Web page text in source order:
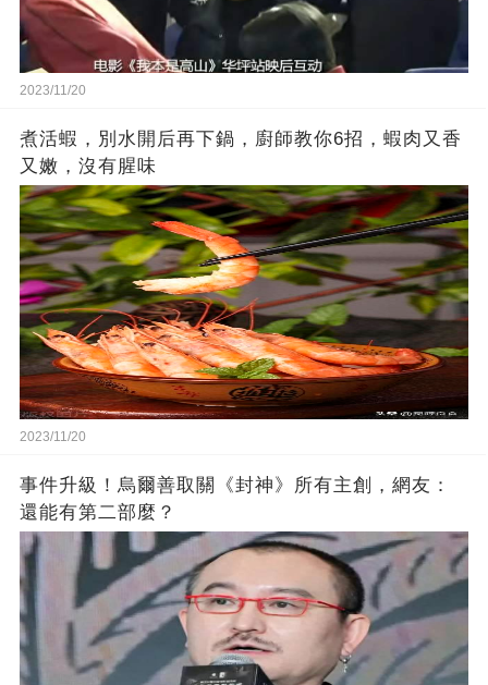
2023/11/20
煮活蝦，別水開后再下鍋，廚師教你6招，蝦肉又香
又嫩，沒有腥味
2023/11/20
事件升級！烏爾善取關《封神》所有主創，網友：
還能有第二部麼？